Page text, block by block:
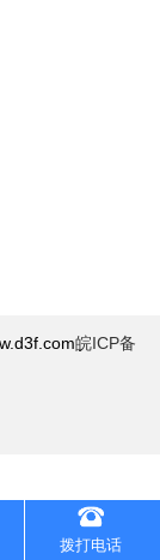
皖ICP备
拨打电话